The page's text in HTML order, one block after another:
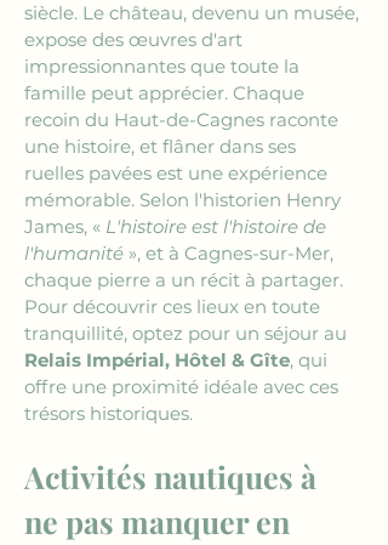
siècle. Le château, devenu un musée,
expose des œuvres d'art
impressionnantes que toute la
famille peut apprécier. Chaque
recoin du Haut-de-Cagnes raconte
une histoire, et flâner dans ses
ruelles pavées est une expérience
mémorable. Selon l'historien Henry
James, « L'histoire est l'histoire de
l'humanité », et à Cagnes-sur-Mer,
chaque pierre a un récit à partager.
Pour découvrir ces lieux en toute
tranquillité, optez pour un séjour au
Relais Impérial, Hôtel & Gîte, qui
offre une proximité idéale avec ces
trésors historiques.
Activités nautiques à
ne pas manquer en